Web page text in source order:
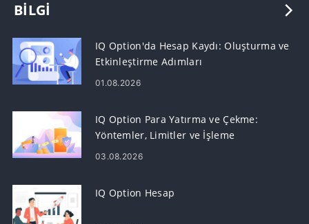
BILGI
IQ Option'da Hesap Kaydı: Oluşturma ve
Etkinleştirme Adımları
01.08.2026
IQ Option Para Yatırma ve Çekme:
Yöntemler, Limitler ve İşleme
03.08.2026
IQ Option Hesap